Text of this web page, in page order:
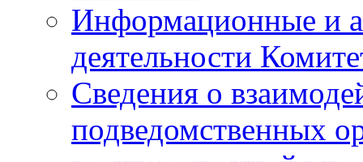
Информационные и
деятельности
Сведения о
подведомственных